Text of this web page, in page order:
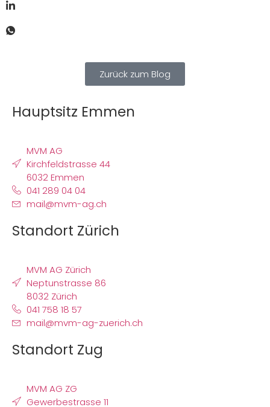
Zurück zum Blog
Hauptsitz Emmen
MVM AG
Kirchfeldstrasse 44
6032 Emmen
041 289 04 04
mail@mvm-ag.ch
Standort Zürich
MVM AG Zürich
Neptunstrasse 86
8032 Zürich
041 758 18 57
mail@mvm-ag-zuerich.ch
Standort Zug
MVM AG ZG
Gewerbestrasse 11